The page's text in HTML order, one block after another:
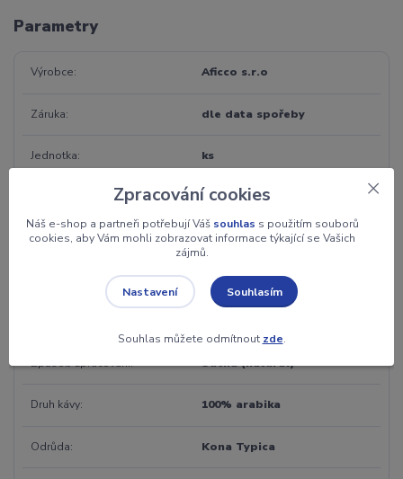
Parametry
Výrobce Aficco s.r.o
Záruka dle data spořeby
Jednotka ks
100 g
Chuť oříšková
ANO
Způsob zpracování Suchá (natural)
Druh kávy 100% arabika
Odrůda Kona Typica
Zpracování cookies
Náš e-shop a partneři potřebují Váš souhlas s použitím souborů
cookies, aby Vám mohli zobrazovat informace týkající se Vašich
zájmů.
Nastavení Souhlasím
Souhlas můžete odmítnout zde.